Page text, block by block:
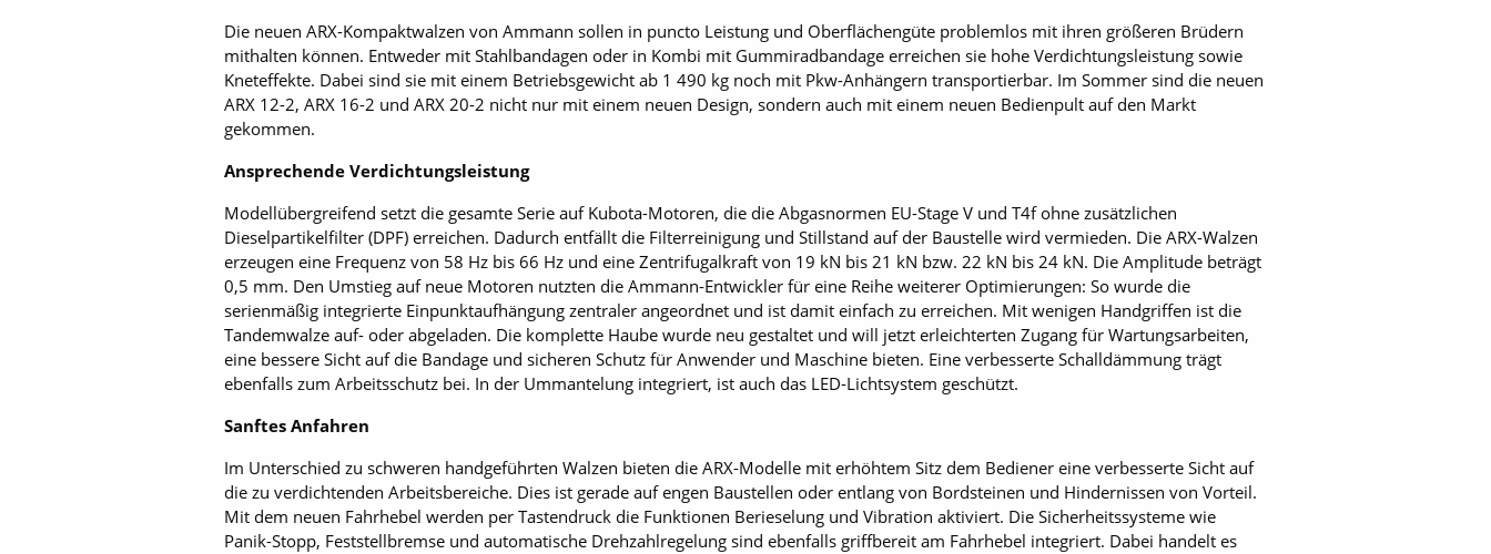
Die neuen ARX-Kompaktwalzen von Ammann sollen in puncto Leistung und Oberflächengüte problemlos mit ihren größeren Brüdern
mithalten können. Entweder mit Stahlbandagen oder in Kombi mit Gummiradbandage erreichen sie hohe Verdichtungsleistung sowie
Kneteffekte. Dabei sind sie mit einem Betriebsgewicht ab 1 490 kg noch mit Pkw-Anhängern transportierbar. Im Sommer sind die neuen
ARX 12-2, ARX 16-2 und ARX 20-2 nicht nur mit einem neuen Design, sondern auch mit einem neuen Bedienpult auf den Markt
gekommen.
Ansprechende Verdichtungsleistung
Modellübergreifend setzt die gesamte Serie auf Kubota-Motoren, die die Abgasnormen EU-Stage V und T4f ohne zusätzlichen
Dieselpartikelfilter (DPF) erreichen. Dadurch entfällt die Filterreinigung und Stillstand auf der Baustelle wird vermieden. Die ARX-Walzen
erzeugen eine Frequenz von 58 Hz bis 66 Hz und eine Zentrifugalkraft von 19 kN bis 21 kN bzw. 22 kN bis 24 kN. Die Amplitude beträgt
0,5 mm. Den Umstieg auf neue Motoren nutzten die Ammann-Entwickler für eine Reihe weiterer Optimierungen: So wurde die
serienmäßig integrierte Einpunktaufhängung zentraler angeordnet und ist damit einfach zu erreichen. Mit wenigen Handgriffen ist die
Tandemwalze auf- oder abgeladen. Die komplette Haube wurde neu gestaltet und will jetzt erleichterten Zugang für Wartungsarbeiten,
eine bessere Sicht auf die Bandage und sicheren Schutz für Anwender und Maschine bieten. Eine verbesserte Schalldämmung trägt
ebenfalls zum Arbeitsschutz bei. In der Ummantelung integriert, ist auch das LED-Lichtsystem geschützt.
Sanftes Anfahren
Im Unterschied zu schweren handgeführten Walzen bieten die ARX-Modelle mit erhöhtem Sitz dem Bediener eine verbesserte Sicht auf
die zu verdichtenden Arbeitsbereiche. Dies ist gerade auf engen Baustellen oder entlang von Bordsteinen und Hindernissen von Vorteil.
Mit dem neuen Fahrhebel werden per Tastendruck die Funktionen Berieselung und Vibration aktiviert. Die Sicherheitssysteme wie
Panik-Stopp, Feststellbremse und automatische Drehzahlregelung sind ebenfalls griffbereit am Fahrhebel integriert. Dabei handelt es